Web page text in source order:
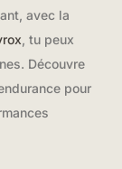
avec la
, tu peux
Découvre
pour